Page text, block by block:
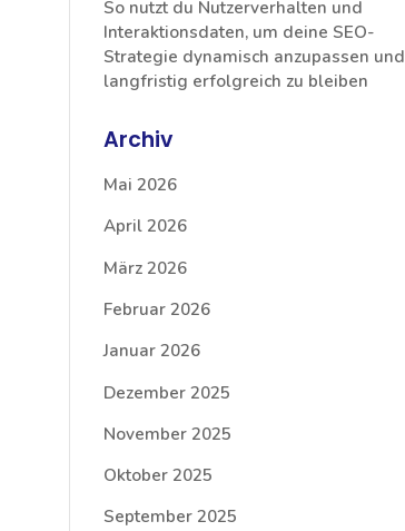
So nutzt du Nutzerverhalten und
Interaktionsdaten, um deine SEO-
Strategie dynamisch anzupassen und
langfristig erfolgreich zu bleiben
Archiv
Mai 2026
April 2026
März 2026
Februar 2026
Januar 2026
Dezember 2025
November 2025
Oktober 2025
September 2025